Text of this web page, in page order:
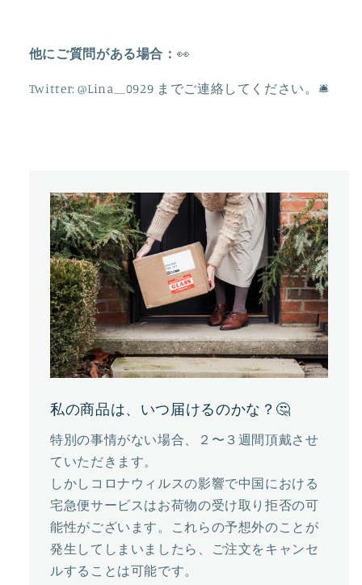
を
減
を
増
他にご質問がある場合： 👀
Twitter: @Lina__0929 までご連絡してください。 🛎
私の商品は、いつ届けるのかな？🤔
特別の事情がない場合、２〜３週間頂戴させ
ていただきます。
しかしコロナウィルスの影響で中国における
宅急便サービスはお荷物の受け取り拒否の可
能性がございます。これらの予想外のことが
発生してしまいましたら、ご注文をキャンセ
ルすることは可能です。